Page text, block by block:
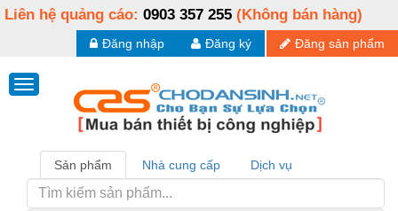
Liên hệ quảng cáo: 0903 357 255 (Không bán hàng)
Đăng sản phẩm
Đăng ký
Đăng nhập
Sản phẩm Nhà cung cấp Dịch vụ